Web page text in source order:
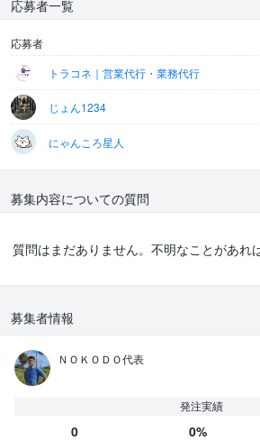
応募者一覧
応募者
トラコネ｜営業代行・業務代行
じょん1234
にゃんころ星人
募集内容についての質問
質問はまだありません。不明なことがあれ
募集者情報
ＮＯＫＯＤＯ代表
発注実績
0 0%